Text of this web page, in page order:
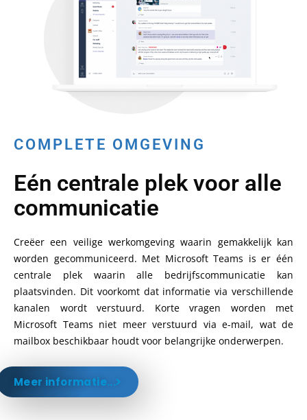
COMPLETE OMGEVING
Eén centrale plek voor alle
communicatie
Creëer een veilige werkomgeving waarin gemakkelijk kan
worden gecommuniceerd. Met Microsoft Teams is er één
centrale plek waarin alle bedrijfscommunicatie kan
plaatsvinden. Dit voorkomt dat informatie via verschillende
kanalen wordt verstuurd. Korte vragen worden met
Microsoft Teams niet meer verstuurd via e-mail, wat de
mailbox beschikbaar houdt voor belangrijke onderwerpen.
Meer informatie...